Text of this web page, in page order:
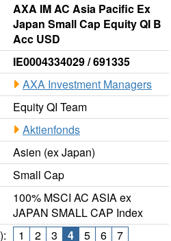
AXA IM AC Asia Pacific Ex
Japan Small Cap Equity QI B
Acc USD
IE0004334029 / 691335
AXA Investment Managers
Equity QI Team
Aktienfonds
Asien (ex Japan)
Small Cap
100% MSCI AC ASIA ex
JAPAN SMALL CAP Index
1 2 3 4 5 6
7